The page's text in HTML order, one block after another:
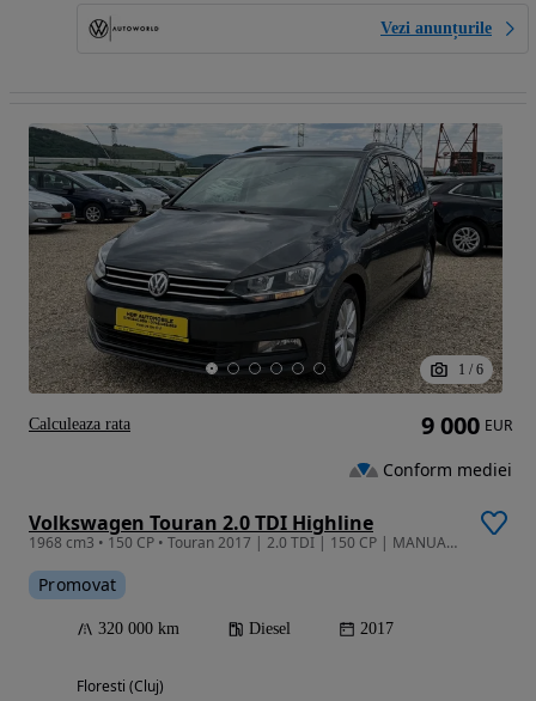
Vezi anunțurile
1 / 6
Volkswagen Touran 2.0 TDI Highline
1968 cm3 • 150 CP • Touran 2017 | 2.0 TDI | 150 CP | MANUALĂ, GARANTIE/RATE
Promovat
320 000 km Diesel 2017
Floresti (Cluj)
9 000 EUR
Conform mediei
Calculeaza rata